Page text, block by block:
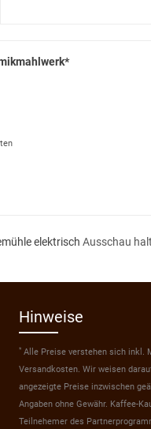
elektrisch Ausschau
Hinweise
* Alle Preise verstehen sich inkl.
Versandkosten. Wir weisen
angezeigte Preise inzwischen
Angaben ohne Gewähr. Kaffee-
Teilnehemer des